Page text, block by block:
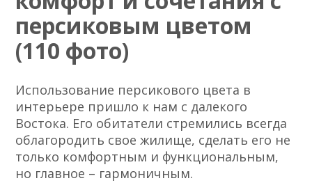
персиковым цветом
(110 фото)
Использование персикового цвета в
интерьере пришло к нам с далекого
Востока. Его обитатели стремились всегда
облагородить свое жилище, сделать его не
только комфортным и функциональным,
но главное – гармоничным.